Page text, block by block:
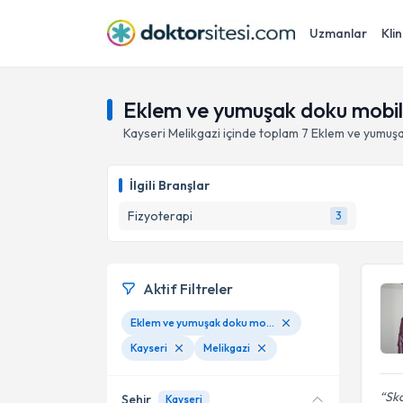
Uzmanlar
Eklem ve yumuşak doku
Kayseri Melikgazi içinde toplam 7 Eklem ve
İlgili Branşlar
Fizyoterapi
3
Aktif Filtreler
Eklem ve yumuşak doku mobilizasyon teknikleri
Kayseri
Melikgazi
Şehir Kayseri